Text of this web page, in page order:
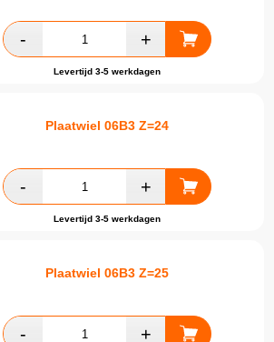
Levertijd 3-5 werkdagen
Plaatwiel 06B3 Z=24
Levertijd 3-5 werkdagen
Plaatwiel 06B3 Z=25